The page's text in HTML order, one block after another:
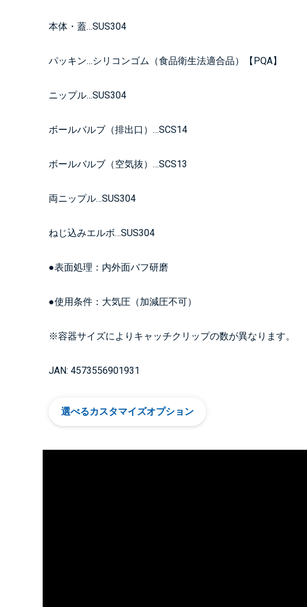
本体・蓋…SUS304
パッキン…シリコンゴム（食品衛生法適合品）【PQA】
ニップル…SUS304
ボールバルブ（排出口）…SCS14
ボールバルブ（空気抜）…SCS13
両ニップル…SUS304
ねじ込みエルボ…SUS304
●表面処理：内外面バフ研磨
●使用条件：大気圧（加減圧不可）
※容器サイズによりキャッチクリップの数が異なります。
JAN: 4573556901931
選べるカスタマイズオプション